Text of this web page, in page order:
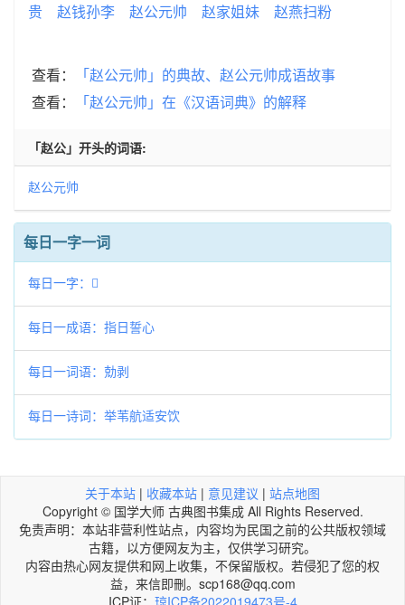
贵
赵钱孙李 赵公元帅 赵家姐妹 赵燕扫粉
查看：
「赵公元帅」的典故、赵公元帅成语故事
查看：
「赵公元帅」在《汉语词典》的解释
「赵公」开头的词语:
赵公元帅
每日一字一词
每日一字：𩋲
每日一成语：指日誓心
每日一词语：勀剥
每日一诗词：举苇航适安饮
关于本站 | 收藏本站 | 意见建议 | 站点地图
Copyright © 国学大师 古典图书集成 All Rights Reserved.
免责声明：本站非营利性站点，内容均为民国之前的公共版权领域
古籍，以方便网友为主，仅供学习研究。
内容由热心网友提供和网上收集，不保留版权。若侵犯了您的权
益，来信即刪。scp168@qq.com